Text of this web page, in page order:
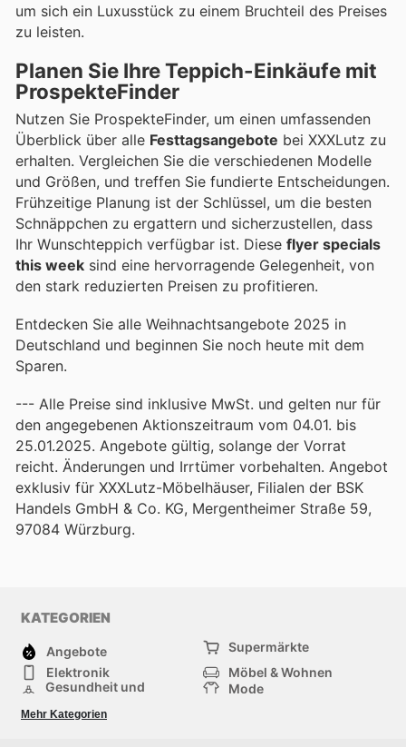
um sich ein Luxusstück zu einem Bruchteil des Preises
zu leisten.
Planen Sie Ihre Teppich-Einkäufe mit
ProspekteFinder
Nutzen Sie ProspekteFinder, um einen umfassenden
Überblick über alle Festtagsangebote bei XXXLutz zu
erhalten. Vergleichen Sie die verschiedenen Modelle
und Größen, und treffen Sie fundierte Entscheidungen.
Frühzeitige Planung ist der Schlüssel, um die besten
Schnäppchen zu ergattern und sicherzustellen, dass
Ihr Wunschteppich verfügbar ist. Diese flyer specials
this week sind eine hervorragende Gelegenheit, von
den stark reduzierten Preisen zu profitieren.
Entdecken Sie alle Weihnachtsangebote 2025 in
Deutschland und beginnen Sie noch heute mit dem
Sparen.
--- Alle Preise sind inklusive MwSt. und gelten nur für
den angegebenen Aktionszeitraum vom 04.01. bis
25.01.2025. Angebote gültig, solange der Vorrat
reicht. Änderungen und Irrtümer vorbehalten. Angebot
exklusiv für XXXLutz-Möbelhäuser, Filialen der BSK
Handels GmbH & Co. KG, Mergentheimer Straße 59,
97084 Würzburg.
KATEGORIEN
Angebote
Supermärkte
Elektronik
Möbel & Wohnen
Gesundheit und
Mode
Sportartikel und
Sportbekleidung
Mehr Kategorien